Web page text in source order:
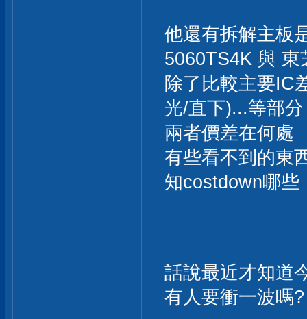
他還有拆解主板
5060TS4K 與 東
除了比較主要IC
光/直下)...等部分
兩者價差在何處
有些看不到的東
知costdown哪些
話說最近才知道
有人要衝一波嗎?